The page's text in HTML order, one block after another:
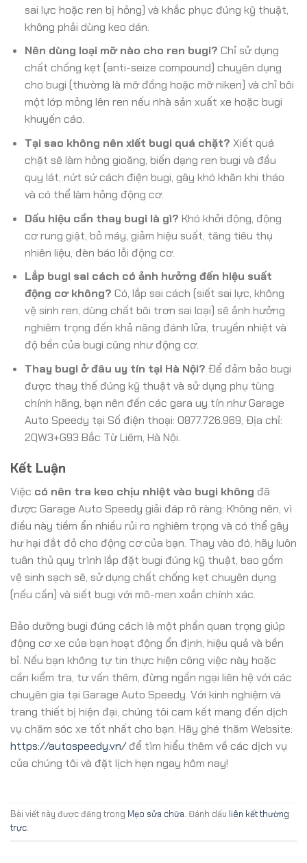
sai lực hoặc ren bị hỏng) và khắc phục đúng kỹ thuật,
không phải dùng keo dán.
Nên dùng loại mỡ nào cho ren bugi? Chỉ sử dụng
chất chống kẹt (anti-seize compound) chuyên dụng
cho bugi (thường là mỡ đồng hoặc mỡ niken) và chỉ bôi
một lớp mỏng lên ren nếu nhà sản xuất xe hoặc bugi
khuyến cáo.
Tại sao không nên xiết bugi quá chặt? Xiết quá
chặt sẽ làm hỏng gioăng, biến dạng ren bugi và đầu
quy lát, nứt sứ cách điện bugi, gây khó khăn khi tháo
và có thể làm hỏng động cơ.
Dấu hiệu cần thay bugi là gì? Khó khởi động, động
cơ rung giật, bỏ máy, giảm hiệu suất, tăng tiêu thụ
nhiên liệu, đèn báo lỗi động cơ.
Lắp bugi sai cách có ảnh hưởng đến hiệu suất
động cơ không? Có, lắp sai cách (siết sai lực, không
vệ sinh ren, dùng chất bôi trơn sai loại) sẽ ảnh hưởng
nghiêm trọng đến khả năng đánh lửa, truyền nhiệt và
độ bền của bugi cũng như động cơ.
Thay bugi ở đâu uy tín tại Hà Nội? Để đảm bảo bugi
được thay thế đúng kỹ thuật và sử dụng phụ tùng
chính hãng, bạn nên đến các gara uy tín như Garage
Auto Speedy tại Số điện thoại: 0877.726.969, Địa chỉ:
2QW3+G93 Bắc Từ Liêm, Hà Nội.
Kết Luận
Việc có nên tra keo chịu nhiệt vào bugi không đã
được Garage Auto Speedy giải đáp rõ ràng: Không nên, vì
điều này tiềm ẩn nhiều rủi ro nghiêm trọng và có thể gây
hư hại đắt đỏ cho động cơ của bạn. Thay vào đó, hãy luôn
tuân thủ quy trình lắp đặt bugi đúng kỹ thuật, bao gồm
vệ sinh sạch sẽ, sử dụng chất chống kẹt chuyên dụng
(nếu cần) và siết bugi với mô-men xoắn chính xác.
Bảo dưỡng bugi đúng cách là một phần quan trọng giúp
động cơ xe của bạn hoạt động ổn định, hiệu quả và bền
bỉ. Nếu bạn không tự tin thực hiện công việc này hoặc
cần kiểm tra, tư vấn thêm, đừng ngần ngại liên hệ với các
chuyên gia tại Garage Auto Speedy. Với kinh nghiệm và
trang thiết bị hiện đại, chúng tôi cam kết mang đến dịch
vụ chăm sóc xe tốt nhất cho bạn. Hãy ghé thăm Website:
https://autospeedy.vn/để tìm hiểu thêm về các dịch vụ
của chúng tôi và đặt lịch hẹn ngay hôm nay!
Bài viết này được đăng trong Mẹo sửa chữa. Đánh dấu liên kết thường
trực.